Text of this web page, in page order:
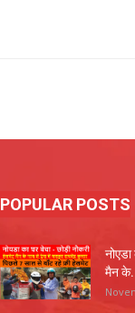
POPULAR POSTS
मैन